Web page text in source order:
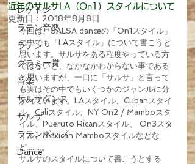
レゲトン
ラテン音楽
ラテン
グラミー賞
音楽
サルサダンス
サルサ
ラテンポップ
Dance
近年のサルサLA（On1）スタイルについて
更新日： 2018年8月8日
今回は、SALSA danceの「On1スタイル」
の中でも「LAスタイル」について書こうと
思います。サルサをある程度やっている方
ではないと、なかなかわからない事である
と思いますが、一口に「サルサ」と言って
も実はその中でもいくつかのジャンルに分
かれています。LAスタイル、Cubanスタイ
ル、Caliスタイル、NY On2 / Mamboスタ
イル、Pueruto Ricanスタイル、 On3スタ
イル、Mexican Mamboスタイルなどな
ど........。
サルサのスタイルについて書こうとする